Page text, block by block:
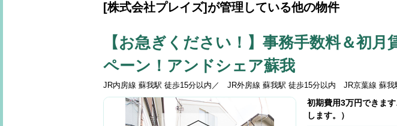
[株式会社プレイズ]が管理している他の物件
【お急ぎください！】事務手数料＆初月
ペーン！アンドシェア蘇我
JR内房線 蘇我駅 徒歩15分以内／ JR外房線 蘇我駅 徒歩15分以内 JR京葉線 蘇
初期費用3万円できま
します。）